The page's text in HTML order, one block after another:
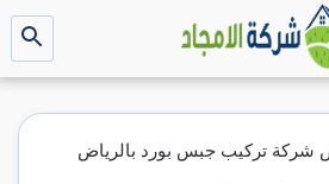
بحث
عن
شركة تركيب جبس بورد بالرياض